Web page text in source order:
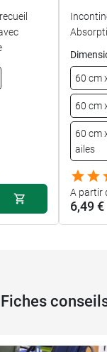
60 cm
60 cm
60 cm
ailes
A partir
6,49 €
Fiches